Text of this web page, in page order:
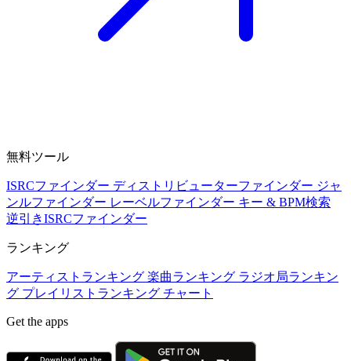
無料ツール
ISRCファインダー ディストリビューターファインダー ジャ
ンルファインダー レーベルファインダー キー & BPM検索
逆引きISRCファインダー
ランキング
アーティストランキング 楽曲ランキング ラジオ局ランキン
グ プレイリストランキング チャート
Get the apps